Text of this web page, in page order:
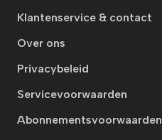
Klantenservice & contact
Over ons
Privacybeleid
Servicevoorwaarden
Abonnementsvoorwaarden